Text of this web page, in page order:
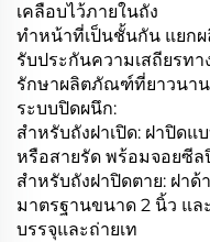
เคลือบไว้ภายในถัง
ทำหน้าที่เป็นชั้นกัน แยก
รับประกันความเสถียรท
รักษาผลิตภัณฑ์ที่ยาวนา
ระบบปิดผนึก:
สำหรับถังฝาเปิด: ฝาปิด
หรือสายรัด พร้อมจอยซีล
สำหรับถังฝาปิดตาย: ฝา
มาตรฐานขนาด 2 นิ้ว แ
บรรจุและถ่ายเท